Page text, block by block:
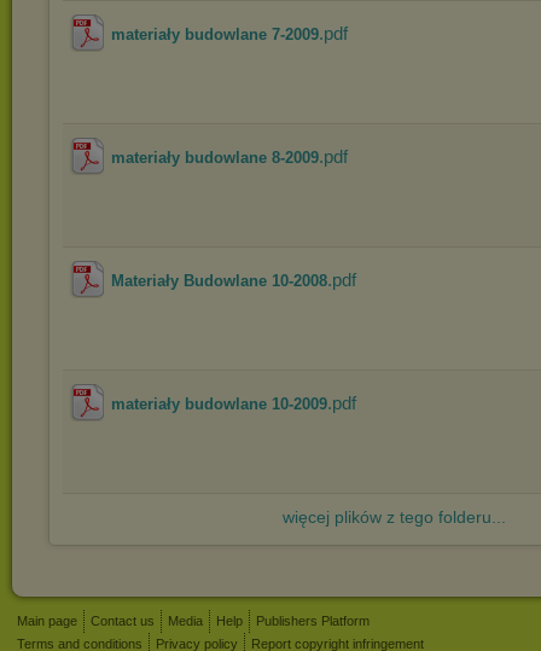
materiały budowlane 7-2009.pdf
materiały budowlane 8-2009.pdf
Materiały Budowlane 10-2008.pdf
materiały budowlane 10-2009.pdf
więcej plików z tego folderu...
Main page Contact us Media Help
Publishers Platform
Terms and conditions
Privacy policy Report copyright infringement